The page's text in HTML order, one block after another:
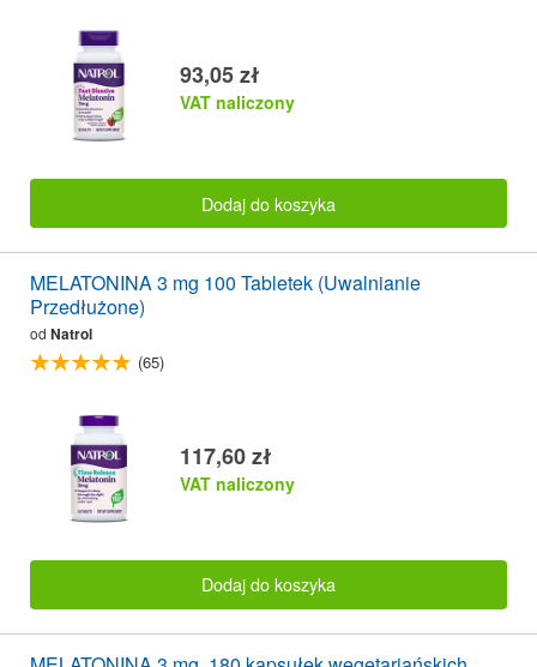
93,05 zł
VAT naliczony
Dodaj do koszyka
MELATONINA 3 mg 100 Tabletek (Uwalnianie
Przedłużone)
od Natrol
(65)
117,60 zł
VAT naliczony
Dodaj do koszyka